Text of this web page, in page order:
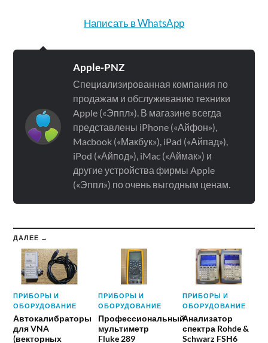
Написать в WhatsApp
Apple-PNZ
Специализированная компания по
продажам и обслуживанию техники
Apple («Эппл»). В магазине всегда
представлены iPhone («Айфон»),
Macbook («Макбук»), iPad («Айпад»),
iPod («Айпод»), iMac («Аймак») и
другие устройства фирмы Apple
(«Эппл») по очень выгодным ценам.
ДАЛЕЕ →
ПРИБОРЫ И
ОБОРУДОВАНИЕ
Автокалибраторы
для VNA
(векторных
ПРИБОРЫ И
ОБОРУДОВАНИЕ
Профессиональный
мультиметр
Fluke 289
ПРИБОРЫ И
ОБОРУДОВАНИЕ
Анализатор
спектра Rohde &
Schwarz FSH6